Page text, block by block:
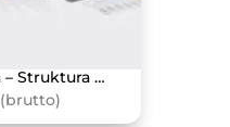
LaboLAB Chemia – Struktura i właściwości materiii
(brutto)